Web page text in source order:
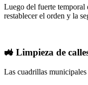
Luego del fuerte temporal
restablecer el orden y la
🚜 Limpieza de
Las cuadrillas